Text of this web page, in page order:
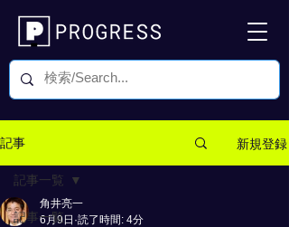
記事 新規登録
記事一覧
記事一覧
角井亮一
6月9日 読了時間: 4分